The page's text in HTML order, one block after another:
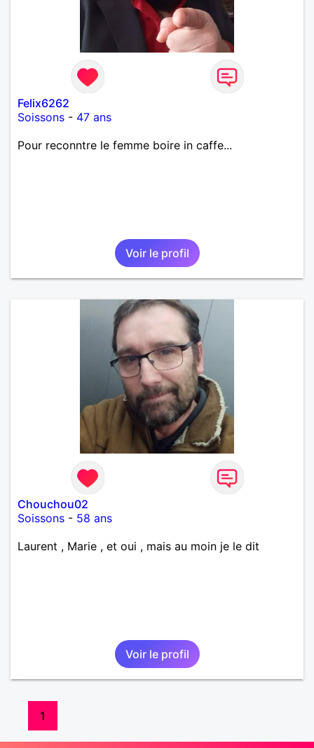
Felix6262
Soissons - 47 ans
Pour reconntre le femme boire in caffe...
Voir le profil
Chouchou02
Soissons - 58 ans
Laurent , Marie , et oui , mais au moin je le dit
Voir le profil
1